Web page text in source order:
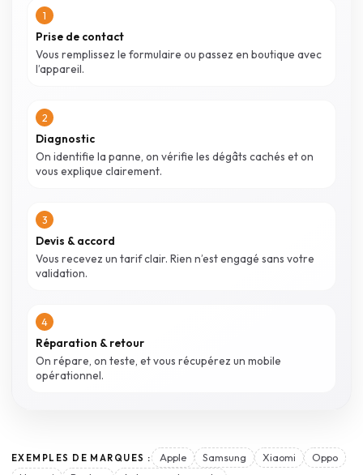
1
Prise de contact
Vous remplissez le formulaire ou passez en boutique avec
l’appareil.
2
Diagnostic
On identifie la panne, on vérifie les dégâts cachés et on
vous explique clairement.
3
Devis & accord
Vous recevez un tarif clair. Rien n’est engagé sans votre
validation.
4
Réparation & retour
On répare, on teste, et vous récupérez un mobile
opérationnel.
EXEMPLES DE MARQUES : Apple Samsung Xiaomi
Oppo